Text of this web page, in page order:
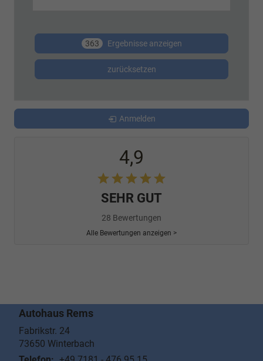
363 Ergebnisse anzeigen
zurücksetzen
Anmelden
4,9
SEHR GUT
28 Bewertungen
Alle Bewertungen anzeigen >
Autohaus Rems
Fabrikstr. 24
73650 Winterbach